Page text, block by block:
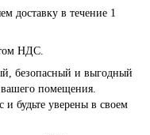
доставку в течение 1
НДС.
безопасный и выгодный
вашего помещения.
и будьте уверены в своем